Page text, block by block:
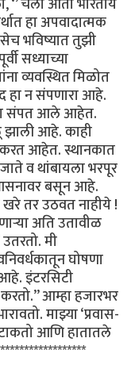
हा अपवादात्मक
भविष्यात तुझी
सध्याच्या
व्यवस्थित मिळोत
हा न संपणारा आहे.
संपत आले आहेत.
आहे. काही
करत आहेत. स्थानकात
व थांबायला भरपूर
बसून आहे.
तर उठवत नाहीये !
अति उतावीळ
मी
घोषणा
इंटरसिटी
आम्हा हजारभर
माझ्या ‘प्रवास-
आणि हातातले